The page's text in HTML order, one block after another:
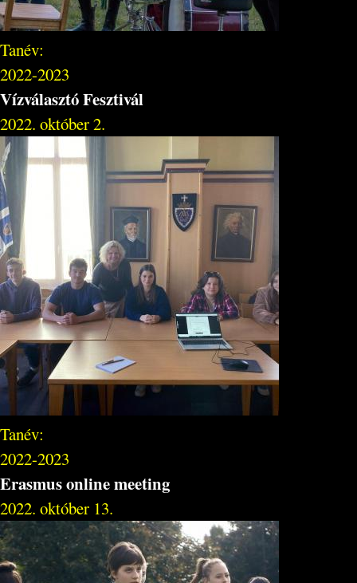
Tanév:
2022-2023
Vízválasztó Fesztivál
2022. október 2.
Tanév:
2022-2023
Erasmus online meeting
2022. október 13.